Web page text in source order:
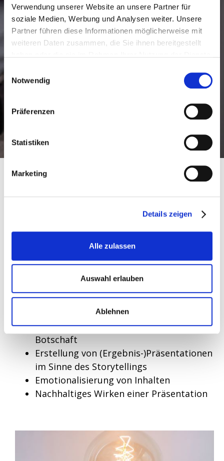
Verwendung unserer Website an unsere Partner für
soziale Medien, Werbung und Analysen weiter. Unsere
Partner führen diese Informationen möglicherweise mit
weiteren Daten zusammen, die Sie ihnen bereitgestellt
Einwilligungsauswahl
Notwendig
Präferenzen
Statistiken
Marketing
Details zeigen
Alle zulassen
Auswahl erlauben
Ablehnen
Ziele und Nutzen
von Problemstellungen, der Entwicklung und
finale Präsentation und Dokumentation der
Ergebnisse von großer Bedeutung. Auch hier
eignet sich das Pyramidenprinzip als
Grundaufbau für eine Präsentation:
Herausarbeiten des Kerns einer
Botschaft
Erstellung von (Ergebnis-)Präsentationen
im Sinne des Storytellings
Emotionalisierung von Inhalten
Nachhaltiges Wirken einer Präsentation